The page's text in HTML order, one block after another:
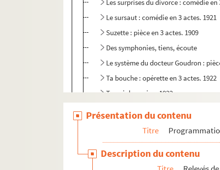
Les surprises du divorce : comédie en
Le sursaut : comédie en 3 actes. 1921
Suzette : pièce en 3 actes. 1909
Des symphonies, tiens, écoute
Le système du docteur Goudron :
Ta bouche : opérette en 3 actes. 1922
Terre inhumaine. 1922
La tornade. 1925
Présentation du contenu
Titre
Description du contenu